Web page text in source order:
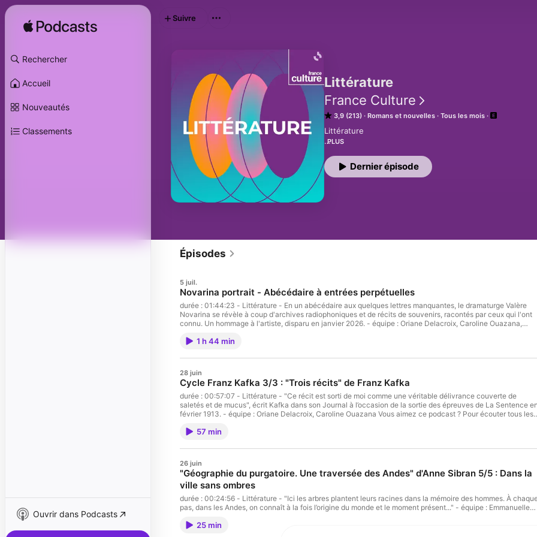
Rechercher
Accueil
Nouveautés
Classements
Ouvrir dans Podcasts
Littérature
France Culture
3,9 (213) Romans et nouvelles Tous les mois
Littérature
France
PLUS
Dernier épisode
Suivre
Épisodes
5 juil.
Novarina portrait - Abécédaire à entrées perpétuelles
durée : 01:44:23 - Littérature - En un abécédaire aux quelques lettres manquantes, le dramaturge Valère
Novarina se révèle à coup d'archives radiophoniques et de récits de souvenirs, racontés par ceux qui l'ont
connu. Un hommage à l'artiste, disparu en janvier 2026. - équipe : Oriane Delacroix, Caroline Ouazana,
rendez-vous sur Radio France
1 h 44 min
28 juin
Cycle Franz Kafka 3/3 : "Trois récits" de Franz Kafka
durée : 00:57:07 - Littérature - "Ce récit est sorti de moi comme une véritable délivrance couverte de
saletés et de mucus", écrit Kafka dans son Journal à l’occasion de la sortie des épreuves de La Sentence
février 1913. - équipe : Oriane Delacroix, Caroline Ouazana Vous aimez ce podcast ? Pour écouter tous les
57 min
26 juin
"Géographie du purgatoire. Une traversée des Andes" d'Anne Sibran 5/5 : Dans la
ville sans ombres
durée : 00:24:56 - Littérature - "Ici les arbres plantent leurs racines dans la mémoire des hommes. À chaque
pas, dans les Andes, on connaît à la fois l’origine du monde et le moment présent..." - équipe : Emmanuelle
France25 min